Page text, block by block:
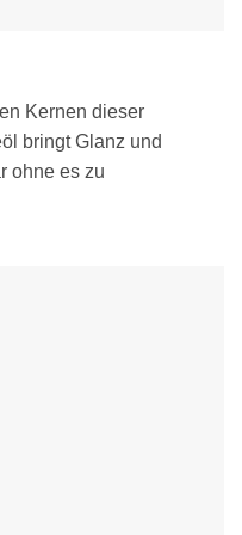
Kernen dieser
bringt Glanz und
ohne es zu